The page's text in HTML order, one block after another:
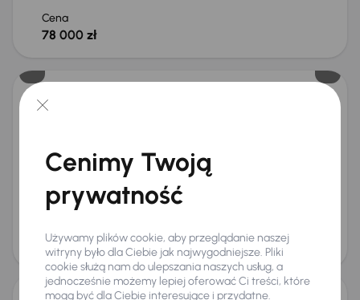
Cena
78 000 zł
Kia Sportage
Auta krajowe
1.6 T-GDI +6 kolejnych
od 524 zł
88 000 zł
Cenimy Twoją
prywatność
Używamy plików cookie, aby przeglądanie naszej
witryny było dla Ciebie jak najwygodniejsze. Pliki
cookie służą nam do ulepszania naszych usług, a
jednocześnie możemy lepiej oferować Ci treści, które
mogą być dla Ciebie interesujące i przydatne.